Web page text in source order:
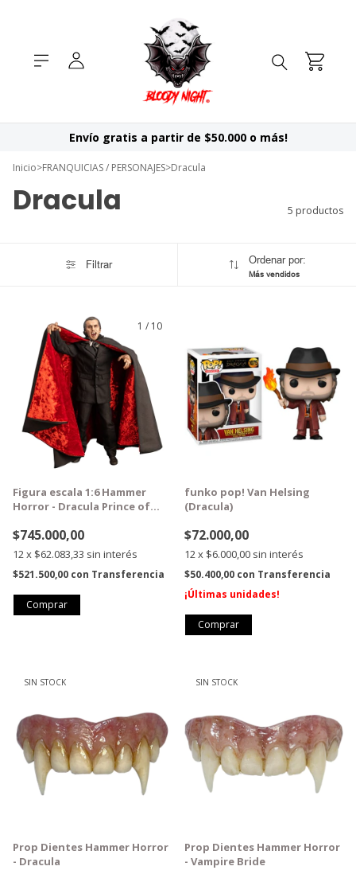
Envío gratis a partir de $50.000 o más!
Inicio>FRANQUICIAS / PERSONAJES>Dracula
Dracula 5 productos
Filtrar Ordenar por:
Más vendidos
1 / 10
GRATIS
Figura escala 1:6 Hammer
Horror - Dracula Prince of
$745.000,00
12x $62.083,33 sin interés
$521.500,00 con Transferencia
funko pop! Van Helsing
(Dracula)
$72.000,00
12x $6.000,00 sin interés
$50.400,00 con Transferencia
¡Últimas unidades!
SIN STOCK
Prop Dientes Hammer Horror
- Dracula
SIN STOCK
Prop Dientes Hammer Horror
- Vampire Bride